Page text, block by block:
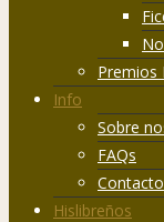
Premios
Info
Sobre
FAQs
Contacto
Hislibreños